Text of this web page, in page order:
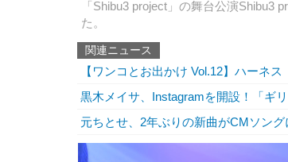
「Shibu3 project」の舞台公演Shibu3
た。
関連ニュース
【ワンコとお出かけ Vol.12】ハーネ
黒木メイサ、Instagramを開設！「ギ
元ちとせ、2年ぶりの新曲がCMソング